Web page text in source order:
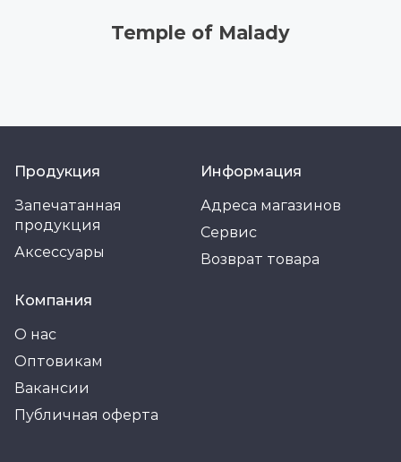
Temple of Malady
Продукция
Запечатанная
продукция
Аксессуары
Информация
Адреса магазинов
Сервис
Возврат товара
Компания
О нас
Оптовикам
Вакансии
Публичная оферта